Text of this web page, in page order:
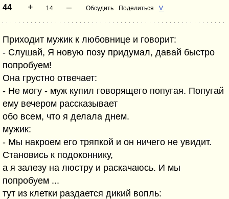
44 + 14 – Обсудить Поделиться V.
Приходит мужик к любовнице и говорит:
- Слушай, Я новую позу придумал, давай быстро
попробуем!
Она грустно отвечает:
- Не могу - муж купил говорящего попугая. Попугай
ему вечером рассказывает
обо всем, что я делала днем.
мужик:
- Мы накроем его тряпкой и он ничего не увидит.
Становись к подоконнику,
а я залезу на люстру и раскачаюсь. И мы
попробуем ...
тут из клетки раздается дикий вопль: